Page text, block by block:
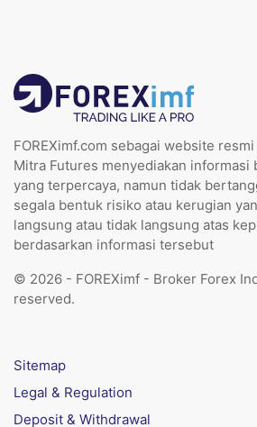
FOREXimf.com sebagai website
Mitra Futures menyediakan informasi
yang terpercaya, namun tidak
segala bentuk risiko atau kerugian
langsung atau tidak langsung atas
berdasarkan informasi tersebut
© 2026 - FOREXimf - Broker Forex
reserved.
Sitemap
Legal & Regulation
Deposit & Withdrawal